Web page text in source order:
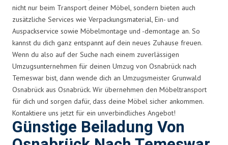
nicht nur beim Transport deiner Möbel, sondern bieten auch
zusätzliche Services wie Verpackungsmaterial, Ein- und
Auspackservice sowie Möbelmontage und -demontage an. So
kannst du dich ganz entspannt auf dein neues Zuhause freuen.
Wenn du also auf der Suche nach einem zuverlässigen
Umzugsunternehmen für deinen Umzug von Osnabrück nach
Temeswar bist, dann wende dich an Umzugsmeister Grunwald
Osnabrück aus Osnabrück. Wir übernehmen den Möbeltransport
für dich und sorgen dafür, dass deine Möbel sicher ankommen.
Kontaktiere uns jetzt für ein unverbindliches Angebot!
Günstige Beiladung Von